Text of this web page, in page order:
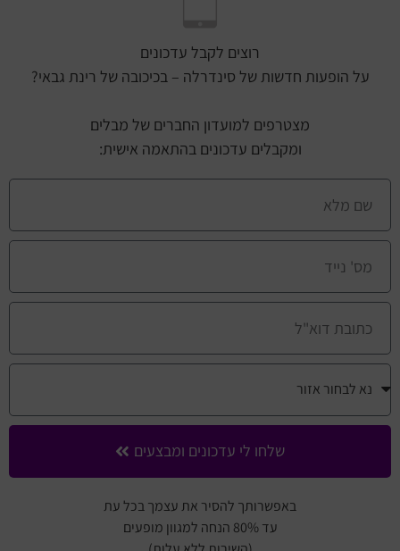
רוצים לקבל עדכונים
על הופעות חדשות של סינדרלה – בכיכובה של רינת גבאי?
מצטרפים למועדון החברים של מבלים
ומקבלים עדכונים בהתאמה אישית:
שלחו לי עדכונים ומבצעים
באפשרותך להסיר את עצמך בכל עת
עד 80% הנחה למגוון מופעים